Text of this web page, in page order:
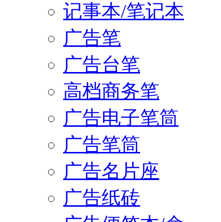
记事本/笔记本
广告笔
广告台笔
高档商务笔
广告电子笔筒
广告笔筒
广告名片座
广告纸砖